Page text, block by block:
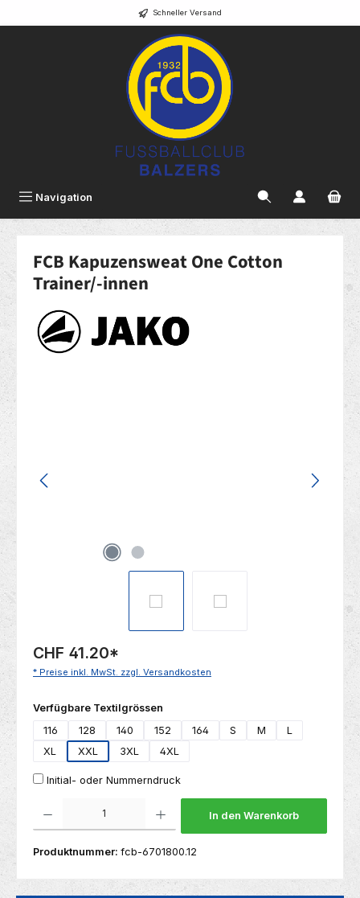
Schneller Versand
Navigation
FCB Kapuzensweat One Cotton
Trainer/-innen
CHF 41.20*
* Preise inkl. MwSt. zzgl. Versandkosten
Verfügbare Textilgrössen
116
128 140 152 164 S M
L
XL
XXL 3XL 4XL
Initial- oder Nummerndruck
Produkt Anzahl: Gib den gewünschten Wert ein oder benutze die Schaltflächen um
In den Warenkorb
Produktnummer: fcb-6701800.12